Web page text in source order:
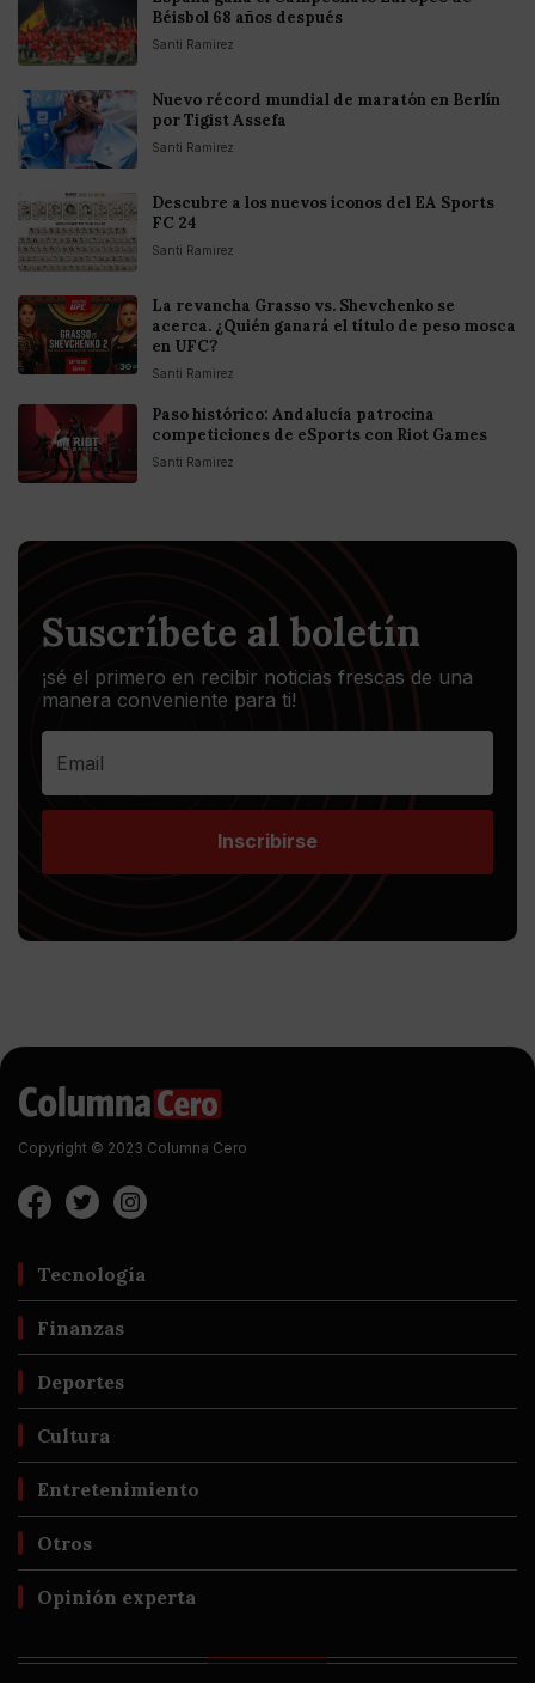
Béisbol 68 años después
Santi Ramirez
Nuevo récord mundial de maratón en Berlín
por Tigist Assefa
Santi Ramirez
Descubre a los nuevos íconos del EA Sports
FC 24
Santi Ramirez
La revancha Grasso vs. Shevchenko se
acerca. ¿Quién ganará el título de peso mosca
en UFC?
Santi Ramirez
Paso histórico: Andalucía patrocina
competiciones de eSports con Riot Games
Santi Ramirez
Suscríbete al boletín
¡sé el primero en recibir noticias frescas de una
manera conveniente para ti!
Inscribirse
Copyright © 2023 Columna Cero
Tecnología
Finanzas
Deportes
Cultura
Entretenimiento
Otros
Opinión experta